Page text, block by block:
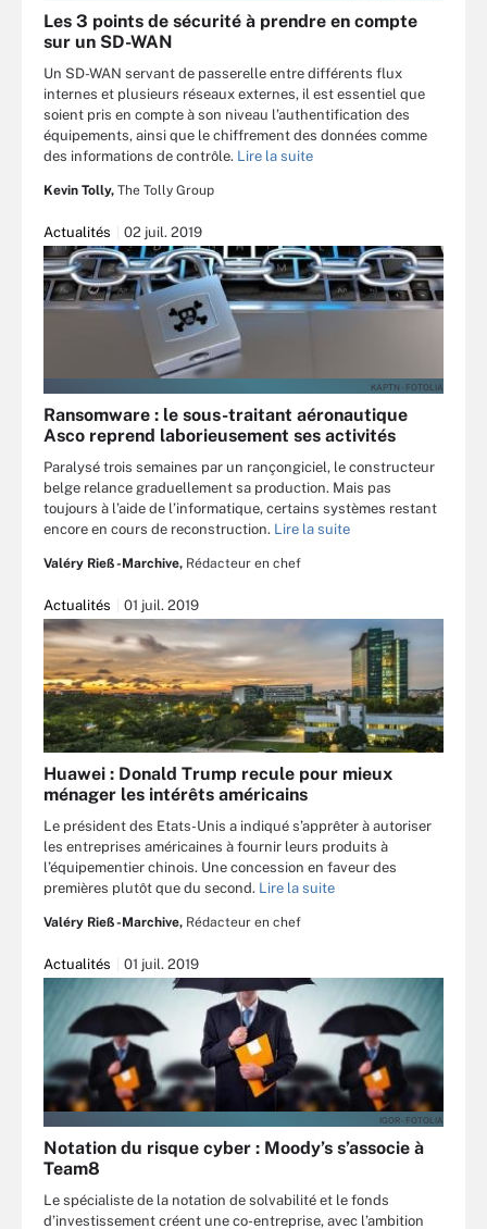
Les 3 points de sécurité à prendre en compte
sur un SD-WAN
Un SD-WAN servant de passerelle entre différents flux
internes et plusieurs réseaux externes, il est essentiel que
soient pris en compte à son niveau l’authentification des
équipements, ainsi que le chiffrement des données comme
des informations de contrôle. Lire la suite
Kevin Tolly, The Tolly Group
Actualités 02 juil. 2019
KAPTN - FOTOLIA
Ransomware : le sous-traitant aéronautique
Asco reprend laborieusement ses activités
Paralysé trois semaines par un rançongiciel, le constructeur
belge relance graduellement sa production. Mais pas
toujours à l’aide de l’informatique, certains systèmes restant
encore en cours de reconstruction. Lire la suite
Valéry Rieß-Marchive, Rédacteur en chef
Actualités 01 juil. 2019
Huawei : Donald Trump recule pour mieux
ménager les intérêts américains
Le président des Etats-Unis a indiqué s’apprêter à autoriser
les entreprises américaines à fournir leurs produits à
l’équipementier chinois. Une concession en faveur des
premières plutôt que du second. Lire la suite
Valéry Rieß-Marchive, Rédacteur en chef
Actualités 01 juil. 2019
IGOR - FOTOLIA
Notation du risque cyber : Moody’s s’associe à
Team8
Le spécialiste de la notation de solvabilité et le fonds
d’investissement créent une co-entreprise, avec l’ambition